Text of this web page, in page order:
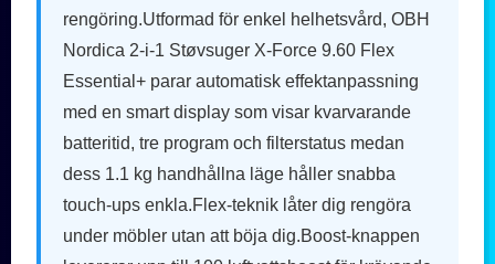
rengöring.Utformad för enkel helhetsvård, OBH
Nordica 2-i-1 Støvsuger X-Force 9.60 Flex
Essential+ parar automatisk effektanpassning
med en smart display som visar kvarvarande
batteritid, tre program och filterstatus medan
dess 1.1 kg handhållna läge håller snabba
touch-ups enkla.Flex-teknik låter dig rengöra
under möbler utan att böja dig.Boost-knappen